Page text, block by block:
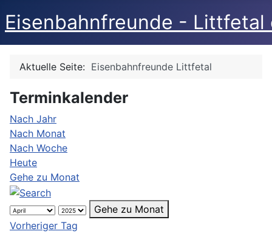
Eisenbahnfreunde - Littfetal
Aktuelle Seite: Eisenbahnfreunde Littfetal
Terminkalender
Nach Jahr
Nach Monat
Nach Woche
Heute
Gehe zu Monat
Gehe zu Monat
Vorheriger Tag